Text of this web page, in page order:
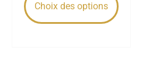
Choix des options